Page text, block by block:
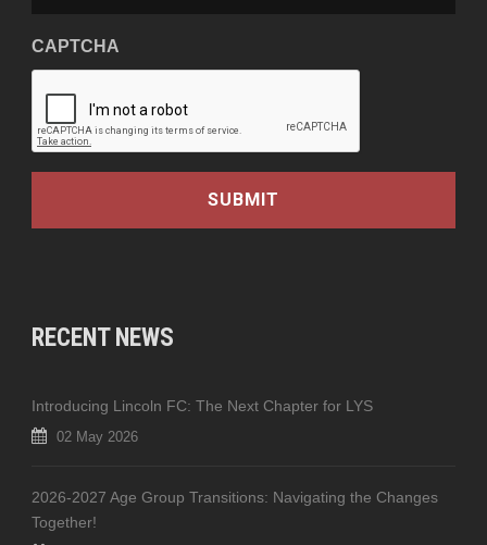
CAPTCHA
RECENT NEWS
Introducing Lincoln FC: The Next Chapter for LYS
02 May 2026
2026-2027 Age Group Transitions: Navigating the Changes
Together!